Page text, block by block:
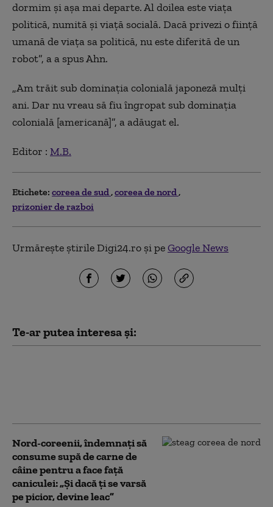
dormim și așa mai departe. Al doilea este viața
politică, numită și viață socială. Dacă privezi o ființă
umană de viața sa politică, nu este diferită de un
robot”, a a spus Ahn.
„Am trăit sub dominația colonială japoneză mulți
ani. Dar nu vreau să fiu îngropat sub dominația
colonială [americană]”, a adăugat el.
Editor : M.B.
Etichete: coreea de sud coreea de nord
prizonier de razboi
Urmărește știrile Digi24.ro și peGoogle News
Te-ar putea interesa și:
Nord-coreenii, îndemnaţi să
consume supă de carne de
câine pentru a face față
caniculei: „Și dacă ţi se varsă
pe picior, devine leac”